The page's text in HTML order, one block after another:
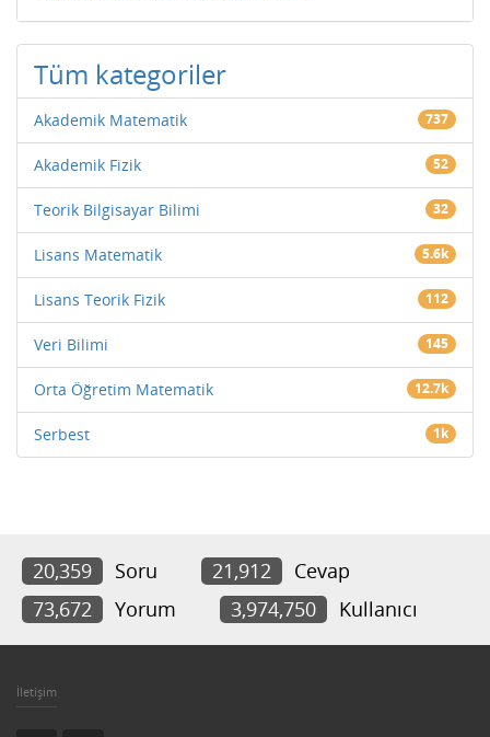
Tüm kategoriler
Akademik Matematik 737
Akademik Fizik 52
Teorik Bilgisayar Bilimi 32
Lisans Matematik 5.6k
Lisans Teorik Fizik 112
Veri Bilimi 145
Orta Öğretim Matematik 12.7k
Serbest 1k
20,359 Soru 21,912
Cevap
73,672
Yorum 3,974,750 Kullanıcı
İletişim